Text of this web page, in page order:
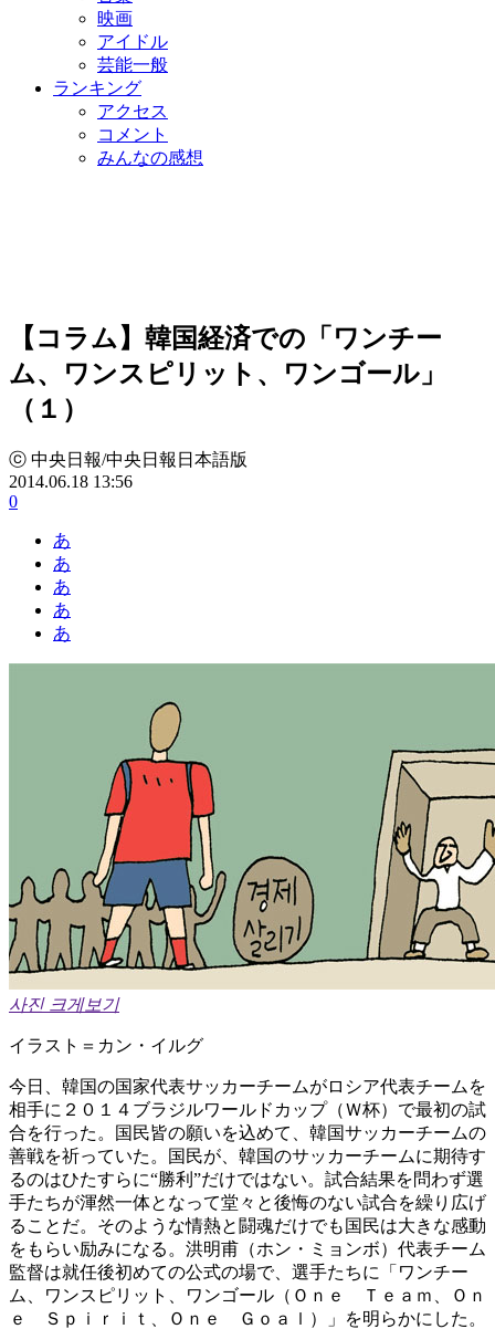
映画
アイドル
芸能一般
ランキング
アクセス
コメント
みんなの感想
【コラム】韓国経済での「ワンチー
ム、ワンスピリット、ワンゴール」
（１）
ⓒ 中央日報/中央日報日本語版
2014.06.18 13:56
0
あ
あ
あ
あ
あ
사진 크게보기
イラスト＝カン・イルグ
今日、韓国の国家代表サッカーチームがロシア代表チームを
相手に２０１４ブラジルワールドカップ（Ｗ杯）で最初の試
合を行った。国民皆の願いを込めて、韓国サッカーチームの
善戦を祈っていた。国民が、韓国のサッカーチームに期待す
るのはひたすらに“勝利”だけではない。試合結果を問わず選
手たちが渾然一体となって堂々と後悔のない試合を繰り広げ
ることだ。そのような情熱と闘魂だけでも国民は大きな感動
をもらい励みになる。洪明甫（ホン・ミョンボ）代表チーム
監督は就任後初めての公式の場で、選手たちに「ワンチー
ム、ワンスピリット、ワンゴール（Ｏｎｅ Ｔｅａｍ、Ｏｎ
ｅ Ｓｐｉｒｉｔ、Ｏｎｅ Ｇｏａｌ）」を明らかにした。